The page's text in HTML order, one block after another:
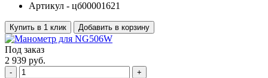
Артикул - цб00001621
Купить в 1 клик Добавить в корзину
Под заказ
2 939 руб.
- +